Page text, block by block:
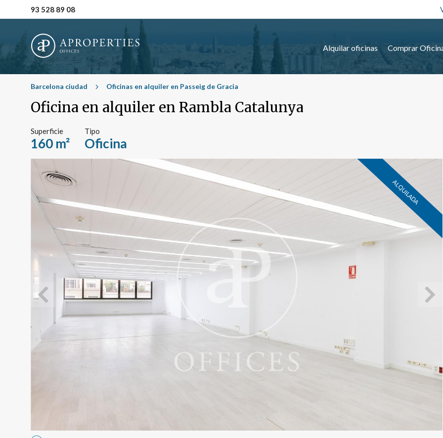
93 528 89 08
Alquilar oficinas Comprar
Barcelona ciudad Oficinas en alquiler en Passeig de Gracia
Oficina en alquiler en Rambla Catalunya
Superficie
160 m²
Tipo
Oficina
ALQUILADA
Modificar cookies
Técnicas y funcionales
Este sitio web utiliza Cookies propias para recopilar información con la finalidad
mejorar nuestros servicios. Si continua navegando, supone la aceptación de la
deberá tener en cuenta que dicha acción podrá ocasionar dificultades de